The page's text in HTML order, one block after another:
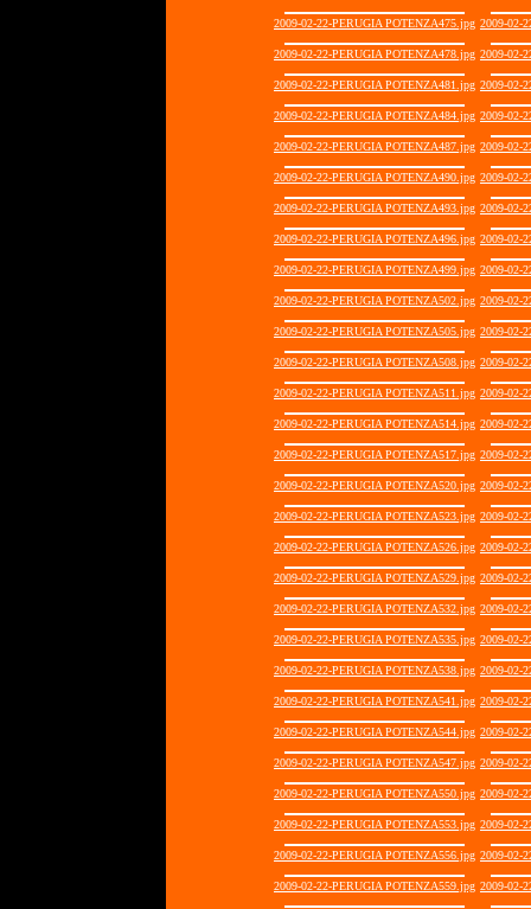
2009-02-22-PERUGIA POTENZA475.jpg 2009-02-
2009-02-22-PERUGIA POTENZA478.jpg 2009-02-
2009-02-22-PERUGIA POTENZA481.jpg 2009-02-
2009-02-22-PERUGIA POTENZA484.jpg 2009-02-
2009-02-22-PERUGIA POTENZA487.jpg 2009-02-
2009-02-22-PERUGIA POTENZA490.jpg 2009-02-
2009-02-22-PERUGIA POTENZA493.jpg 2009-02-
2009-02-22-PERUGIA POTENZA496.jpg 2009-02-
2009-02-22-PERUGIA POTENZA499.jpg 2009-02-
2009-02-22-PERUGIA POTENZA502.jpg 2009-02-
2009-02-22-PERUGIA POTENZA505.jpg 2009-02-
2009-02-22-PERUGIA POTENZA508.jpg 2009-02-
2009-02-22-PERUGIA POTENZA511.jpg 2009-02-
2009-02-22-PERUGIA POTENZA514.jpg 2009-02-
2009-02-22-PERUGIA POTENZA517.jpg 2009-02-
2009-02-22-PERUGIA POTENZA520.jpg 2009-02-
2009-02-22-PERUGIA POTENZA523.jpg 2009-02-
2009-02-22-PERUGIA POTENZA526.jpg 2009-02-
2009-02-22-PERUGIA POTENZA529.jpg 2009-02-
2009-02-22-PERUGIA POTENZA532.jpg 2009-02-
2009-02-22-PERUGIA POTENZA535.jpg 2009-02-
2009-02-22-PERUGIA POTENZA538.jpg 2009-02-
2009-02-22-PERUGIA POTENZA541.jpg 2009-02-
2009-02-22-PERUGIA POTENZA544.jpg 2009-02-
2009-02-22-PERUGIA POTENZA547.jpg 2009-02-
2009-02-22-PERUGIA POTENZA550.jpg 2009-02-
2009-02-22-PERUGIA POTENZA553.jpg 2009-02-
2009-02-22-PERUGIA POTENZA556.jpg 2009-02-
2009-02-22-PERUGIA POTENZA559.jpg 2009-02-